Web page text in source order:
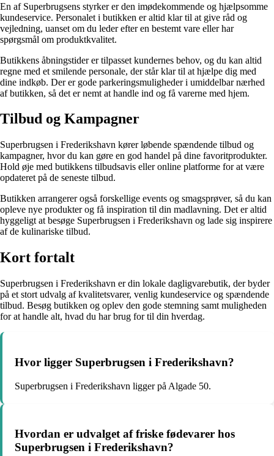
En af Superbrugsens styrker er den imødekommende og hjælpsomme
kundeservice. Personalet i butikken er altid klar til at give råd og
vejledning, uanset om du leder efter en bestemt vare eller har
spørgsmål om produktkvalitet.
Butikkens åbningstider er tilpasset kundernes behov, og du kan altid
regne med et smilende personale, der står klar til at hjælpe dig med
dine indkøb. Der er gode parkeringsmuligheder i umiddelbar nærhed
af butikken, så det er nemt at handle ind og få varerne med hjem.
Tilbud og Kampagner
Superbrugsen i Frederikshavn kører løbende spændende tilbud og
kampagner, hvor du kan gøre en god handel på dine favoritprodukter.
Hold øje med butikkens tilbudsavis eller online platforme for at være
opdateret på de seneste tilbud.
Butikken arrangerer også forskellige events og smagsprøver, så du kan
opleve nye produkter og få inspiration til din madlavning. Det er altid
hyggeligt at besøge Superbrugsen i Frederikshavn og lade sig inspirere
af de kulinariske tilbud.
Kort fortalt
Superbrugsen i Frederikshavn er din lokale dagligvarebutik, der byder
på et stort udvalg af kvalitetsvarer, venlig kundeservice og spændende
tilbud. Besøg butikken og oplev den gode stemning samt muligheden
for at handle alt, hvad du har brug for til din hverdag.
Hvor ligger Superbrugsen i Frederikshavn?
Superbrugsen i Frederikshavn ligger på Algade 50.
Hvordan er udvalget af friske fødevarer hos
Superbrugsen i Frederikshavn?